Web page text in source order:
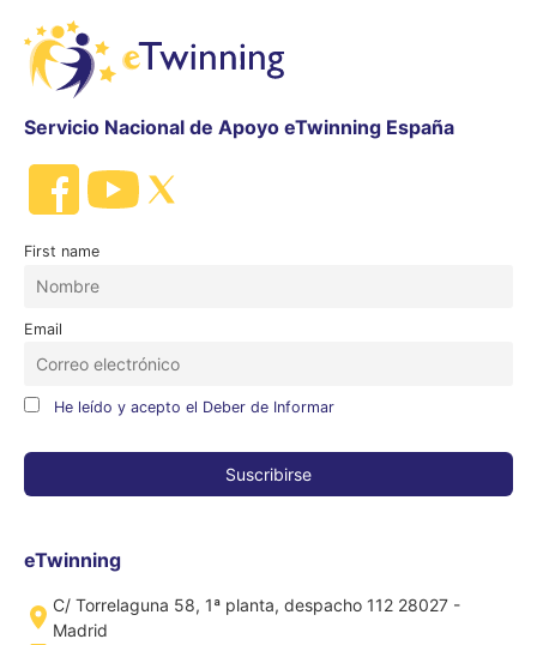
Servicio Nacional de Apoyo eTwinning España
First name
Email
He leído y acepto el Deber de Informar
eTwinning
C/ Torrelaguna 58, 1ª planta, despacho 112 28027 -
Madrid